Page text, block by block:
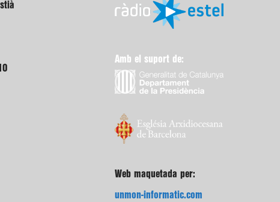
Amb el suport de:
Web maquetada per:
unmon-informatic.com